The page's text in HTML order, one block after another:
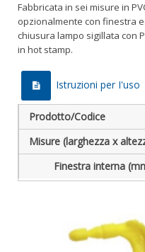
Fabbricata in sei misure in
opzionalmente con finestra
chiusura lampo sigillata con
in hot stamp.
Istruzioni per I'uso
Prodotto/Codice
Misure (larghezza x
Finestra interna